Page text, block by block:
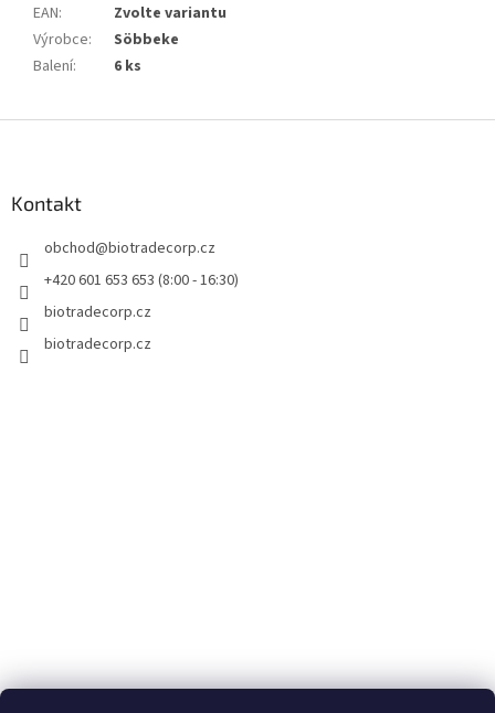
EAN:
Zvolte variantu
Výrobce:
Söbbeke
Balení: 6 ks
Kontakt
obchod@biotradecorp.cz
+420 601 653 653 (8:00 - 16:30)
biotradecorp.cz
biotradecorp.cz